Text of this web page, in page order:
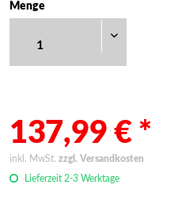
Menge
137,99 € *
inkl. MwSt. zzgl. Versandkosten
Lieferzeit 2-3 Werktage